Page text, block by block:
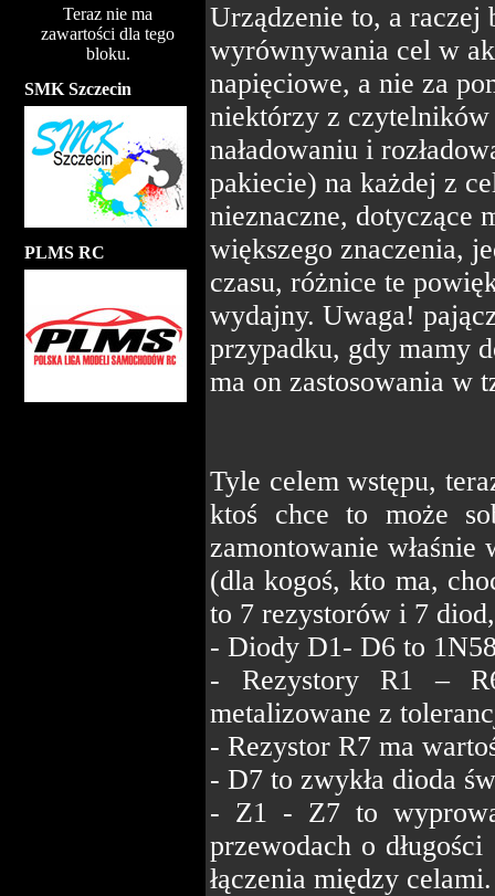
Teraz nie ma
zawartości dla tego
bloku.
SMK Szczecin
PLMS RC
Urządzenie to, a raczej
wyrównywania cel w
napięciowe, a nie za
niektórzy z
naładowaniu i
pakiecie) na każdej z
nieznaczne, dotyczące
większego znaczenia,
czasu, różnice te
wydajny. Uwaga!
przypadku, gdy mamy
ma on zastosowania w
Tyle celem wstępu,
ktoś chce to może
zamontowanie właśnie
(dla kogoś, kto ma,
to 7 rezystorów i 7
- Diody D1- D6 to
- Rezystory R1 –
metalizowane z
- Rezystor R7 ma
- D7 to zwykła dioda
- Z1 - Z7 to
przewodach o
łączenia między celami.